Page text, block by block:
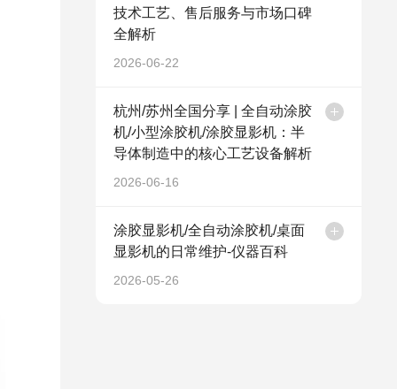
技术工艺、售后服务与市场口碑
全解析
2026-06-22
杭州/苏州全国分享 | 全自动涂胶
机/小型涂胶机/涂胶显影机：半
导体制造中的核心工艺设备解析
2026-06-16
涂胶显影机/全自动涂胶机/桌面
显影机的日常维护-仪器百科
2026-05-26